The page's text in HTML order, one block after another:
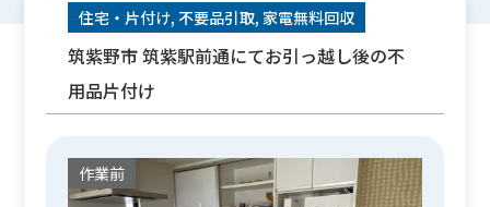
住宅・片付け, 不要品引取, 家電無料回収
筑紫野市 筑紫駅前通にてお引っ越し後の不
用品片付け
作業前